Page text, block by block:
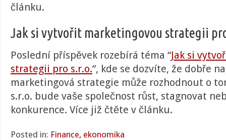
článku.
Jak si vytvořit marketingovou strategii
Poslední příspěvek rozebírá téma “Jak si
strategii pro s.r.o.”, kde se dozvíte, že dobře
marketingová strategie může rozhodnout o
s.r.o. bude vaše společnost růst, stagnovat
konkurence. Více již čtěte v článku.
Posted in: Finance, ekonomika